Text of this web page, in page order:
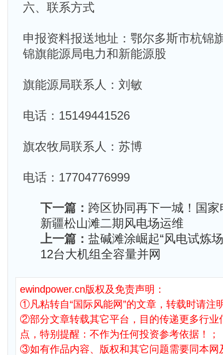
六、联系方式
申报资料报送地址：鄂尔多斯市杭锦
锦旗能源局电力和新能源股
旗能源局联系人：刘敏
电话：15149441526
旗农牧局联系人：苏博
电话：17704776999
下一篇： 跨区协同再下一城！国
新疆松山滩二期风电场运维
上一篇： 盐碱滩涂崛起“风电试炼
12台大机组全容量并网
ewindpower.cn版权及免责声明：
①凡粘转自“国际风能网”的文章，转载时请注
②部分文章转载其它平台，目的传递更多行业
点，特别提醒：不作为任何投资参考依据！；
③如有作品内容、版权和其它问题需要同本网